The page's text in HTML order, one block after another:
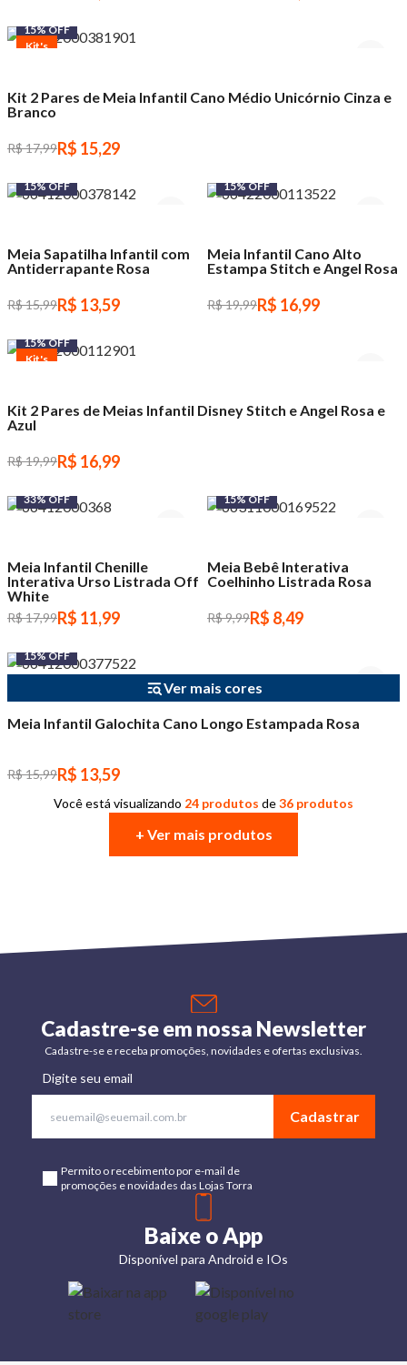
15% OFF
Kit's
Kit 2 Pares de Meia Infantil Cano Médio Unicórnio Cinza e
Branco
R$ 17,99R$ 15,29
15% OFF
Meia Sapatilha Infantil com
Antiderrapante Rosa
R$ 15,99R$ 13,59
15% OFF
Meia Infantil Cano Alto
Estampa Stitch e Angel Rosa
R$ 19,99R$ 16,99
15% OFF
Kit's
Kit 2 Pares de Meias Infantil Disney Stitch e Angel Rosa e
Azul
R$ 19,99R$ 16,99
33% OFF
Meia Infantil Chenille
Interativa Urso Listrada Off
White
R$ 17,99R$ 11,99
15% OFF
Meia Bebê Interativa
Coelhinho Listrada Rosa
R$ 9,99R$ 8,49
15% OFF
Ver mais cores
Meia Infantil Galochita Cano Longo Estampada Rosa
R$ 15,99R$ 13,59
Você está visualizando 24 produtos de36 produtos
+ Ver mais produtos
Cadastre-se em nossa Newsletter
Cadastre-se e receba promoções, novidades e ofertas exclusivas.
Digite seu email
Cadastrar
Permito o recebimento por e-mail de
promoções e novidades das Lojas Torra
Baixe o App
Disponível para Android e IOs